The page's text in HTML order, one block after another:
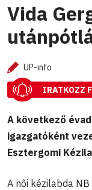
Vida
UP-info
IRATKOZZ
A következő
igazgatóként
Esztergomi
A női kézilabda